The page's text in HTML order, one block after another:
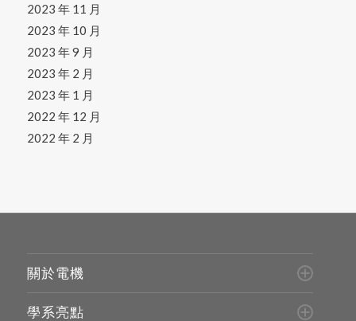
2023 年 11 月
2023 年 10 月
2023 年 9 月
2023 年 2 月
2023 年 1 月
2022 年 12 月
2022 年 2 月
關於電機
學系亮點